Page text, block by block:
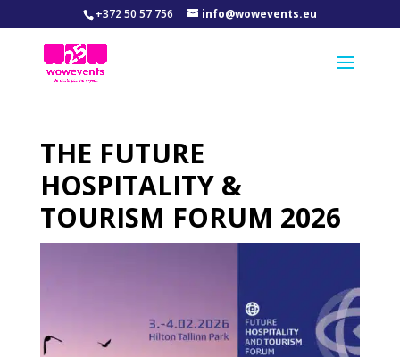
+372 50 57 756 info@wowevents.eu
THE FUTURE
HOSPITALITY &
TOURISM FORUM 2026